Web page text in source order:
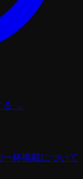
る →
一杯掲載について